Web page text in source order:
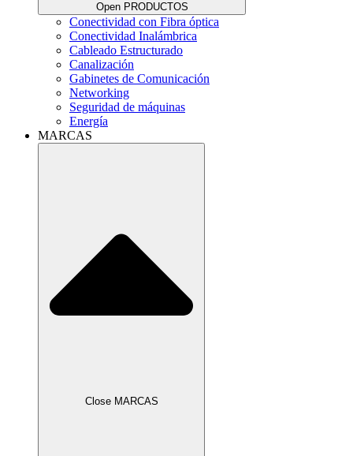
Open PRODUCTOS
Conectividad con Fibra óptica
Conectividad Inalámbrica
Cableado Estructurado
Canalización
Gabinetes de Comunicación
Networking
Seguridad de máquinas
Energía
MARCAS
Close MARCAS